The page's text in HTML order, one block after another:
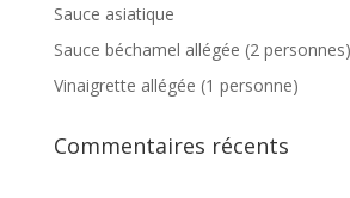
Sauce asiatique
Sauce béchamel allégée (2 personnes)
Vinaigrette allégée (1 personne)
Commentaires récents